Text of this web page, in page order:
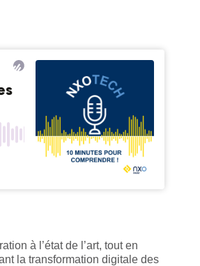
à l’état de l’art, tout en
la transformation digitale des